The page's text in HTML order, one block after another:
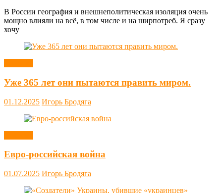
В России география и внешнеполитическая изоляция очень
мощно влияли на всё, в том числе и на ширпотреб. Я сразу
хочу
Уже 365 лет они пытаются править миром.
01.12.2025 Игорь Бродяга
Евро-российская война
01.07.2025 Игорь Бродяга